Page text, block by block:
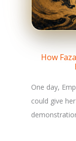
How
One day,
could give